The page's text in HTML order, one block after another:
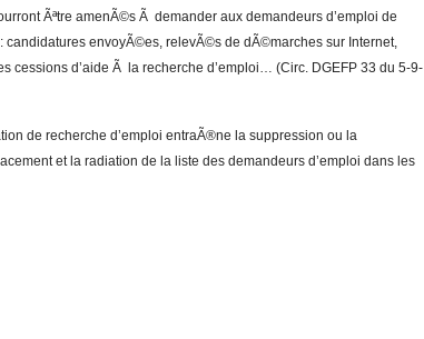
Ãªtre amenÃ©s Ã demander aux demandeurs d’emploi de
candidatures envoyÃ©es, relevÃ©s de dÃ©marches sur Internet,
cessions d’aide Ã la recherche d’emploi… (Circ. DGEFP 33 du 5-9-
de recherche d’emploi entraÃ®ne la suppression ou la
et la radiation de la liste des demandeurs d’emploi dans les